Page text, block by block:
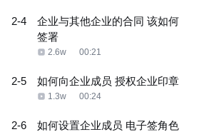
2-4
企业与其他企业的合同 该如何
签署
2.6w 00:21
2-5 如何向企业成员 授权企业印章
1.3w 00:24
2-6
如何设置企业成员 电子签角色